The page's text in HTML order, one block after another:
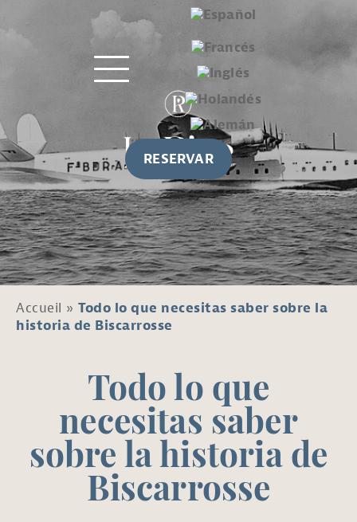
RESERVAR
Accueil »Todo lo que necesitas saber sobre la
historia de Biscarrosse
Todo lo que
necesitas saber
sobre la historia de
Biscarrosse